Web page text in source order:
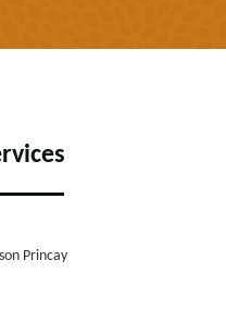
Princay